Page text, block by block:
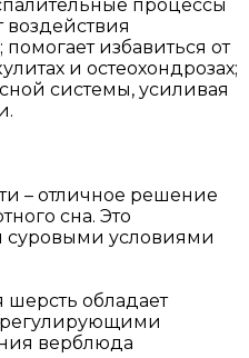
процессы
воздействия
избавиться от
и остеохондрозах;
системы, усиливая
– отличное решение
сна. Это
условиями
обладает
верблюда